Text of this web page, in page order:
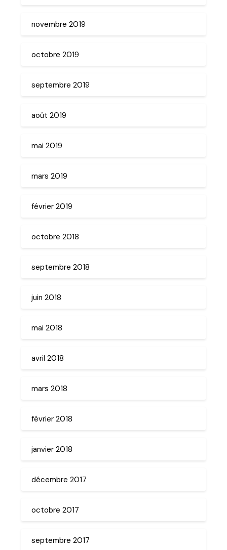
novembre 2019
octobre 2019
septembre 2019
août 2019
mai 2019
mars 2019
février 2019
octobre 2018
septembre 2018
juin 2018
mai 2018
avril 2018
mars 2018
février 2018
janvier 2018
décembre 2017
octobre 2017
septembre 2017